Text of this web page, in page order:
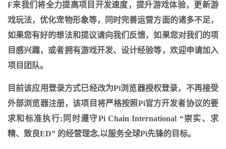
F来我们将全力提高项目开发速度，提升游戏体验，更新游
戏玩法，优化宠物形象等，同时完善运营方面的诸多不足，
如果您有好的想法和提议请向我们反馈，如果您对我们的项
目感兴趣，或者拥有游戏开发、设计经验等，欢迎申请加入
项目团队。
目前该应用登录方式已经改为Pi浏览器授权登录，不再接受
外部浏览器注册，该项目将严格按照Pi官方开发者协议的要
求和标准执行;同时遵守Pi Chain International “崇实、求
精、致良ED” 的经营理念,以服务全球Pi先锋的目标。